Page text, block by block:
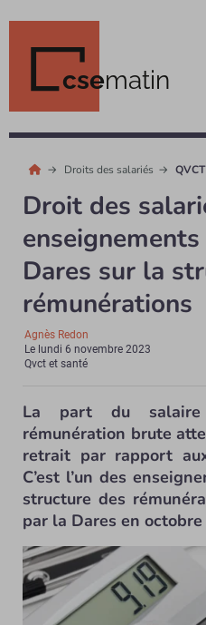
csematin
Droits des salariés
Droit des
enseignements
Dares sur la
rémunérations
Agnès Redon
Le lundi 6 novembre 2023
Qvct et santé
La part du
rémunération brute
retrait par rapport
C’est l’un des
structure des
par la Dares en